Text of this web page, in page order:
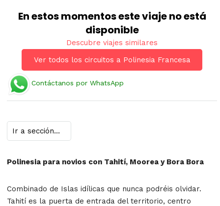
En estos momentos este viaje no está
disponible
Descubre viajes similares
Ver todos los circuitos a Polinesia Francesa
Contáctanos por WhatsApp
Polinesia para novios con Tahití, Moorea y Bora Bora
Combinado de Islas idílicas que nunca podréis olvidar.
Tahití es la puerta de entrada del territorio, centro